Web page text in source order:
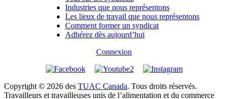
Industries que nous représentons
Les lieux de travail que nous représentons
Comment former un syndicat
Adhérez dès aujourd’hui
Connexion
Copyright © 2026 des TUAC Canada. Tous droits réservés.
Travailleurs et travailleuses unis de l’alimentation et du commerce